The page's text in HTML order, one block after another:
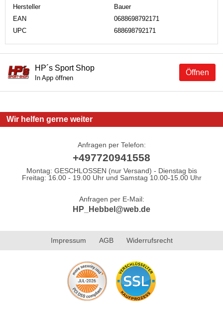
Hersteller
Bauer
EAN
0688698792171
UPC
688698792171
Öffnen
HP´s Sport Shop
In App öffnen
Wir helfen gerne weiter
Anfragen per Telefon:
+497720941558
Montag: GESCHLOSSEN (nur Versand) - Dienstag bis
Freitag: 16.00 - 19.00 Uhr und Samstag 10.00-15.00 Uhr
Anfragen per E-Mail:
HP_Hebbel@web.de
Impressum AGB Widerrufsrecht